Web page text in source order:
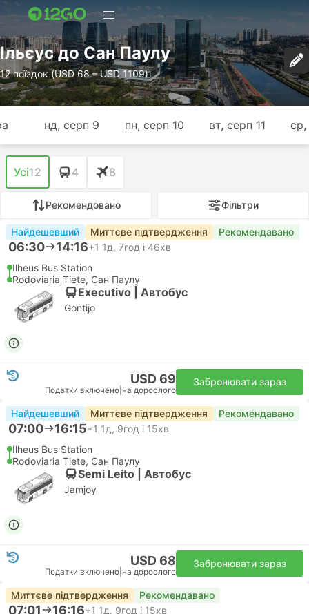
Ільєус до Сан Паулу
12 поїздок (USD 68 – USD 1109)
нд, серп 9 пн, серп 10 вт, серп 11 ср,
Усі12 4 8
Рекомендовано Фільтри
Найдешевший Миттєве підтвердження Рекомендавано
06:30 14:16+1 1д, 7год і 46хв
Ilheus Bus Station
Rodoviaria Tiete, Сан Паулу
Executivo | Автобус
Gontijo
USD 69
Податки включено на дорослого
Забронювати зараз
Найдешевший Миттєве підтвердження Рекомендавано
07:00 16:15+1 1д, 9год і 15хв
Ilheus Bus Station
Rodoviaria Tiete, Сан Паулу
Semi Leito | Автобус
Jamjoy
USD 68
Податки включено на дорослого
Забронювати зараз
Миттєве підтвердження Рекомендавано
07:01 16:16+1 1д, 9год і 15хв